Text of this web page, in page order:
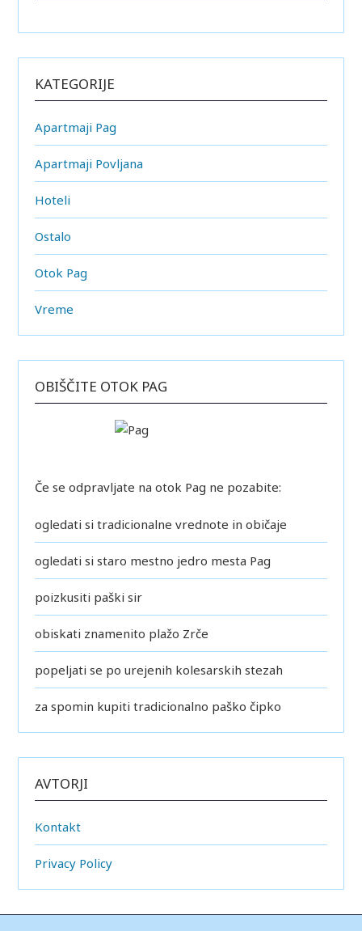
KATEGORIJE
Apartmaji Pag
Apartmaji Povljana
Hoteli
Ostalo
Otok Pag
Vreme
OBIŠČITE OTOK PAG
Če se odpravljate na otok Pag ne pozabite:
ogledati si tradicionalne vrednote in običaje
ogledati si staro mestno jedro mesta Pag
poizkusiti paški sir
obiskati znamenito plažo Zrče
popeljati se po urejenih kolesarskih stezah
za spomin kupiti tradicionalno paško čipko
AVTORJI
Kontakt
Privacy Policy